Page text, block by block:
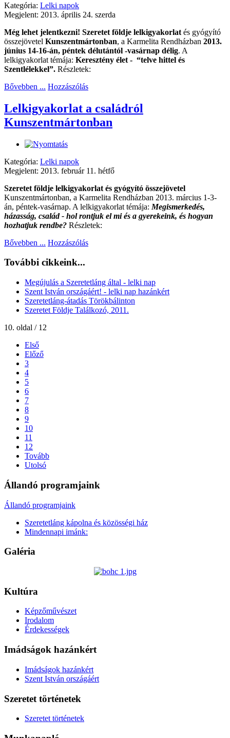
Kategória: Lelki napok
Megjelent: 2013. április 24. szerda
Még lehet jelentkezni! Szeretet földje lelkigyakorlat és gyógyító
összejövetel Kunszentmártonban, a Karmelita Rendházban 2013.
június 14-16-án, péntek délutántól -vasárnap délig. A
lelkigyakorlat témája: Keresztény élet - “telve hittel és
Szentlélekkel”. Részletek:
Bővebben ... Hozzászólás
Lelkigyakorlat a családról
Kunszentmártonban
Kategória: Lelki napok
Megjelent: 2013. február 11. hétfő
Szeretet földje lelkigyakorlat és gyógyító összejövetel
Kunszentmártonban, a Karmelita Rendházban 2013. március 1-3-
án, péntek-vasárnap. A lelkigyakorlat témája: Megismerkedés,
házasság, család - hol rontjuk el mi és a gyerekeink, és hogyan
hozhatjuk rendbe? Részletek:
Bővebben ... Hozzászólás
További cikkeink...
Megújulás a Szeretetláng által - lelki nap
Szent István országáért! - lelki nap hazánkért
Szeretetláng-átadás Törökbálinton
Szeretet Földje Találkozó, 2011.
10. oldal / 12
Első
Előző
3
4
5
6
7
8
9
10
11
12
Tovább
Utolsó
Állandó programjaink
Állandó programjaink
Szeretetláng kápolna és közösségi ház
Mindennapi imánk:
Galéria
Kultúra
Képzőművészet
Irodalom
Érdekességek
Imádságok hazánkért
Imádságok hazánkért
Szent István országáért
Szeretet történetek
Szeretet történetek